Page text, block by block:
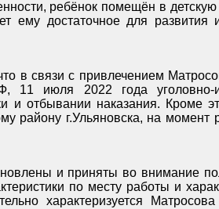
ребёнок помещён в
ему достаточное для
в связи с привлечением
июля 2022 года уголовно-
и отбывании наказания. Кроме
г.Ульяновска, на момент
и приняты во внимание
по месту работы и
характеризуется